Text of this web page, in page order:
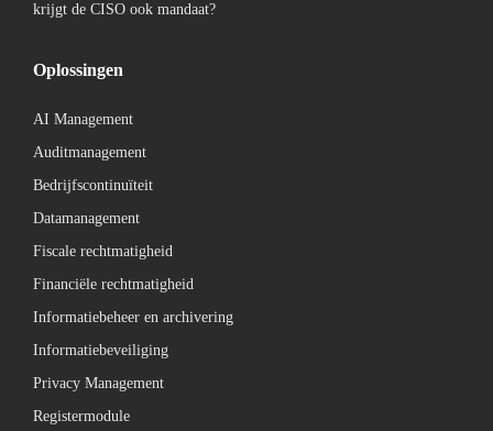
krijgt de CISO ook mandaat?
Oplossingen
AI Management
Auditmanagement
Bedrijfscontinuïteit
Datamanagement
Fiscale rechtmatigheid
Financiële rechtmatigheid
Informatiebeheer en archivering
Informatiebeveiliging
Privacy Management
Registermodule